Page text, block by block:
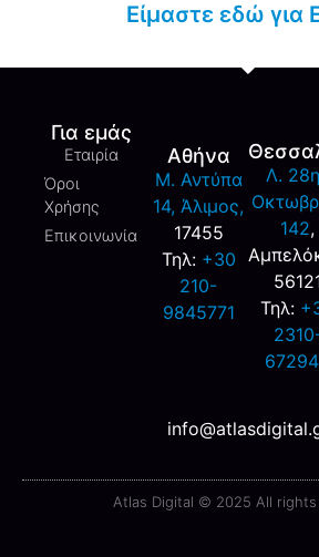
Είμαστε εδώ για
Για εμάς
Εταιρία
Όροι
Χρήσης
Επικοινωνία
Αθήνα
M. Αντύπα
14, Άλιμος,
17455
Τηλ: +30
210-
9845771
Λ.
142,
Τηλ:
Atlas Digital © 2025 All